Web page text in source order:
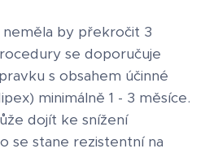
by překročit 3
se doporučuje
s obsahem účinné
minimálně 1 - 3 měsíce.
dojít ke snížení
se stane rezistentní na